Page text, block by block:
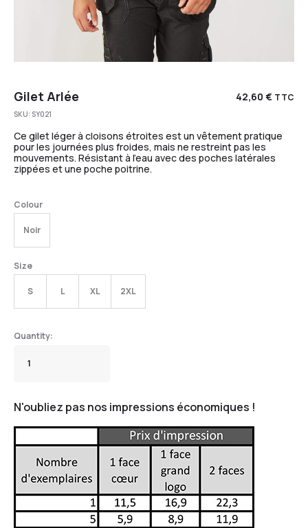
Gilet Arlée 42,60 € TTC
SKU: SY021
Ce gilet léger à cloisons étroites est un vêtement pratique
pour les journées plus froides, mais ne restreint pas les
mouvements. Résistant à l’eau avec des poches latérales
zippées et une poche poitrine.
Colour
Noir
Size
S L XL 2XL
N'oubliez pas nos impressions économiques !